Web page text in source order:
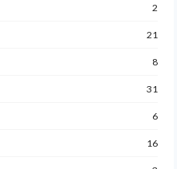
2
21
8
31
6
16